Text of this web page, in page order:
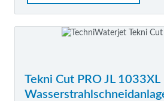
Tekni Cut PRO JL 1033XL